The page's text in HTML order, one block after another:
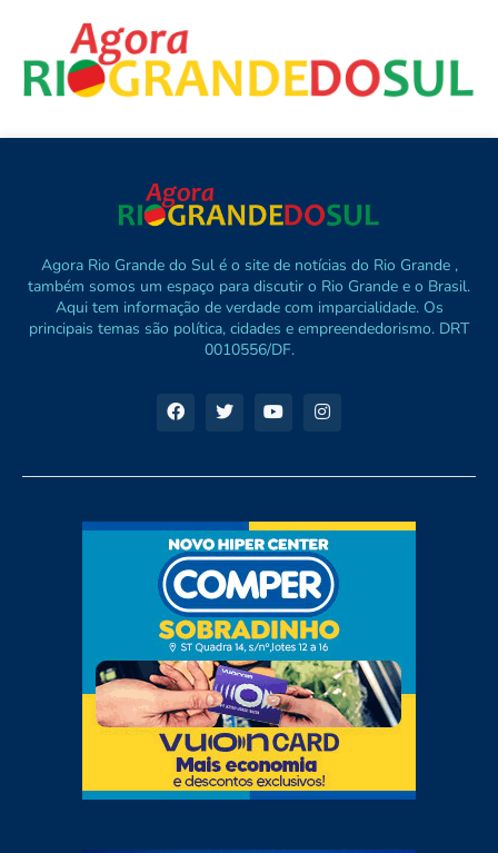
Agora Rio Grande do Sul é o site de notícias do Rio Grande ,
também somos um espaço para discutir o Rio Grande e o Brasil.
Aqui tem informação de verdade com imparcialidade. Os
principais temas são política, cidades e empreendedorismo. DRT
0010556/DF.